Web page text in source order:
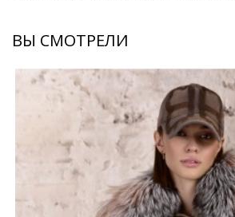
легко сочетаясь с различными
Съемный мех лисы делает вещь
Пушистый, объемный воротник не
мороз, но и добавляет изюминку в
делает его интересным.
подчеркивается возможностью
отделки, позволяя адаптировать
погодным условиям и создавать
ВЫ СМОТРЕЛИ